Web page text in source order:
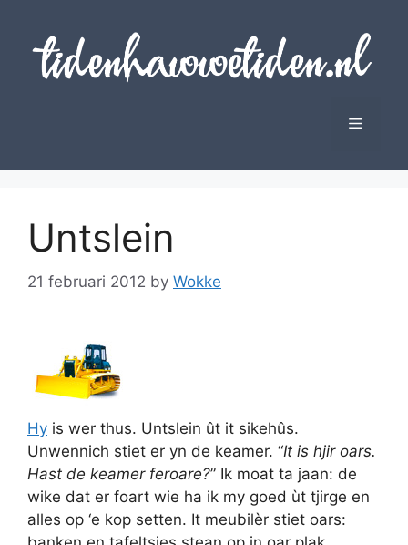
content
Menu
Untslein
21 februari 2012 by Wokke
Hy is wer thus. Untslein ût it sikehûs.
Unwennich stiet er yn de keamer. “It is hjir oars.
Hast de keamer feroare?” Ik moat ta jaan: de
wike dat er foart wie ha ik my goed ùt tjirge en
alles op ‘e kop setten. It meubilèr stiet oars: